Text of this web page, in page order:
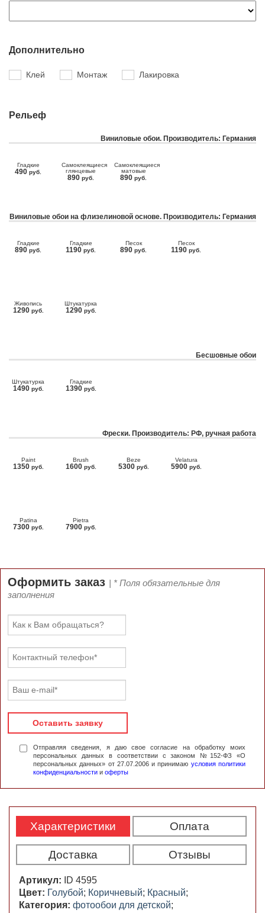
Дополнительно
Клей Монтаж Лакировка
Рельеф
Виниловые обои. Производитель: Германия
Гладкие
490 руб.
Самоклеящиеся
глянцевые
890 руб.
Самоклеящиеся
матовые
890 руб.
Виниловые обои на флизелиновой основе. Производитель: Германия
Гладкие
890 руб.
Гладкие
1190 руб.
Песок
890 руб.
Песок
1190 руб.
Живопись
1290 руб.
Штукатурка
1290 руб.
Бесшовные обои
Штукатурка
1490 руб.
Гладкие
1390 руб.
Фрески. Производитель: РФ, ручная работа
Paint
1350 руб.
Brush
1600 руб.
Beze
5300 руб.
Velatura
5900 руб.
Patina
7300 руб.
Pietra
7900 руб.
Оформить заказ | * Поля обязательные для
заполнения
Оставить заявку
Отправляя сведения, я даю свое согласие на обработку моих
персональных данных в соответствии с законом №152-ФЗ «О
персональных данных» от 27.07.2006 и принимаю условия политики
конфиденциальности и оферты
Характеристики Оплата
Доставка Отзывы
Артикул:
ID 4595
Цвет: Голубой; Коричневый; Красный;
Категория: фотообои для детской;